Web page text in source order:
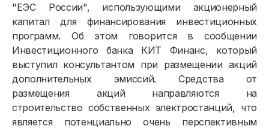
"ЕЭС России", использующими акционерный
капитал для финансирования инвестиционных
программ. Об этом говорится в сообщении
Инвестиционного банка КИТ Финанс, который
выступил консультантом при размещении акций
дополнительных эмиссий. Средства от
размещения акций направляются на
строительство собственных электростанций, что
является потенциально очень перспективным